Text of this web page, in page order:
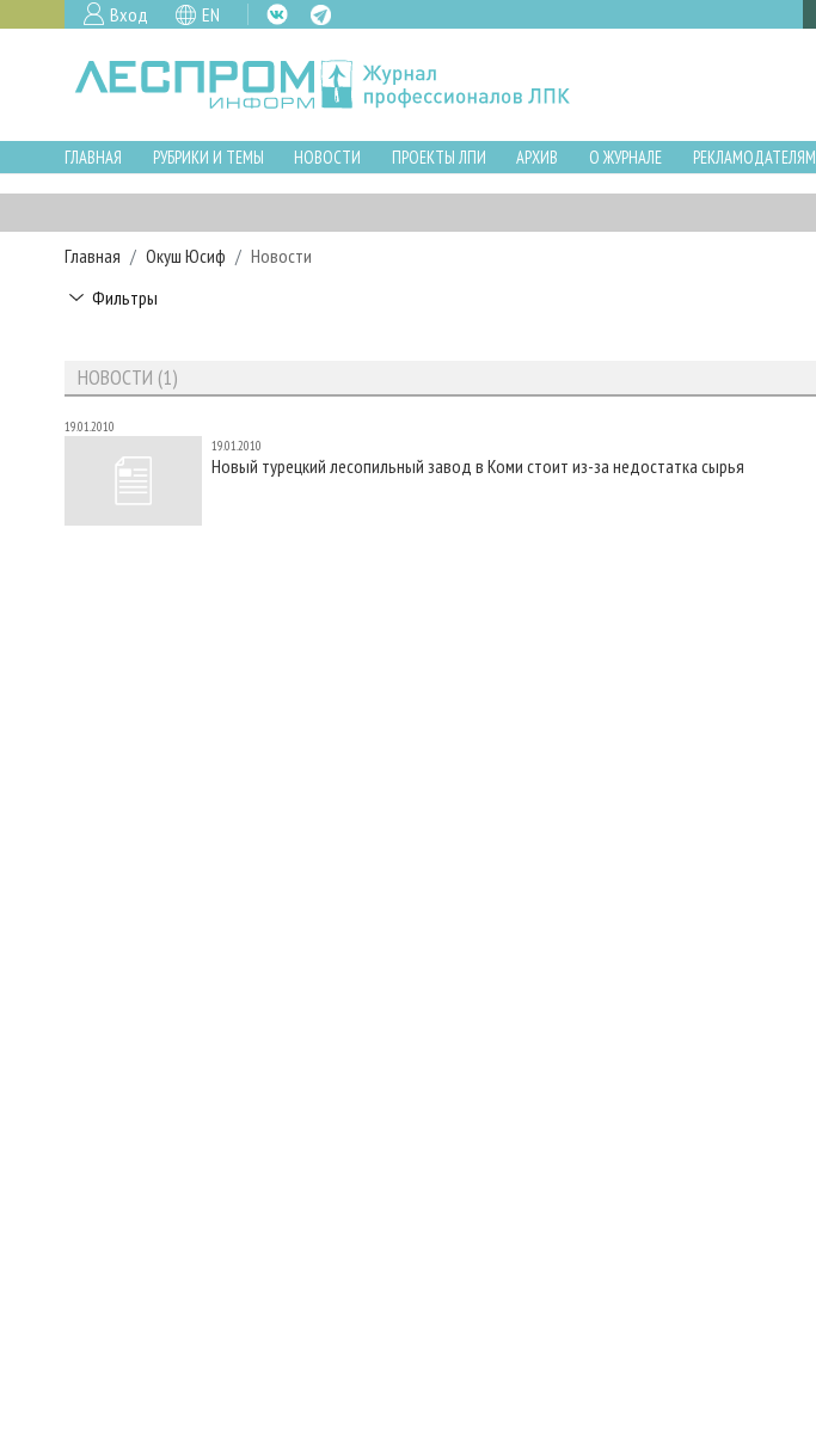
Вход EN
ГЛАВНАЯ РУБРИКИ И ТЕМЫ НОВОСТИ ПРОЕКТЫ ЛПИ АРХИВ О ЖУРНАЛЕ РЕКЛАМОДАТЕЛЯМ
Главная Окуш Юсиф
Новости
Фильтры
НОВОСТИ (1)
19.01.2010
19.01.2010
Новый турецкий лесопильный завод в Коми стоит из-за недостатка сырья